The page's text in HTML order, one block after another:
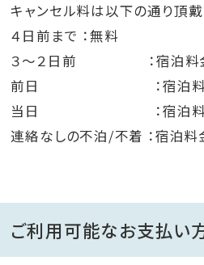
キャンセル料は以下の通り頂戴
４日前まで ：無料
３～２日前 ：宿泊料金
前日 ：宿泊料金
当日 ：宿泊料金の
連絡なしの不泊/不着 ：宿泊料
ご利用可能なお支払い